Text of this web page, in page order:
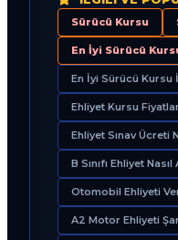
Sürücü Kursu
En İyi Sürücü
En İyi Sürücü Kursu
Ehliyet Kursu
Ehliyet Sınav Ücreti
B Sınıfı Ehliyet Nasıl
Otomobil Ehliyeti
A2 Motor Ehliyeti